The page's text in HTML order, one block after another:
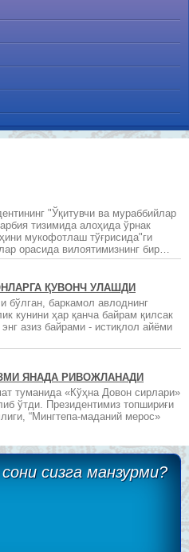
"Ўқитувчи ва мураббийлар
тизимида алоҳида ўрнак
мукофотлаш тўғрисида"ги
орасида вилоятимизнинг бир…
ҚУВОНЧ УЛАШДИ
бўлган, баркамол авлоднинг
кунини ҳар қанча байрам қилсак
азиз байрами - истиқлол айёми
ЯНАДА РИВОЖЛАНАДИ
туманида «Кўҳна Довон сирлари»
ўтди. Президентимиз топшириғи
“Мингтепа-маданий мерос»
сизга манзурми?